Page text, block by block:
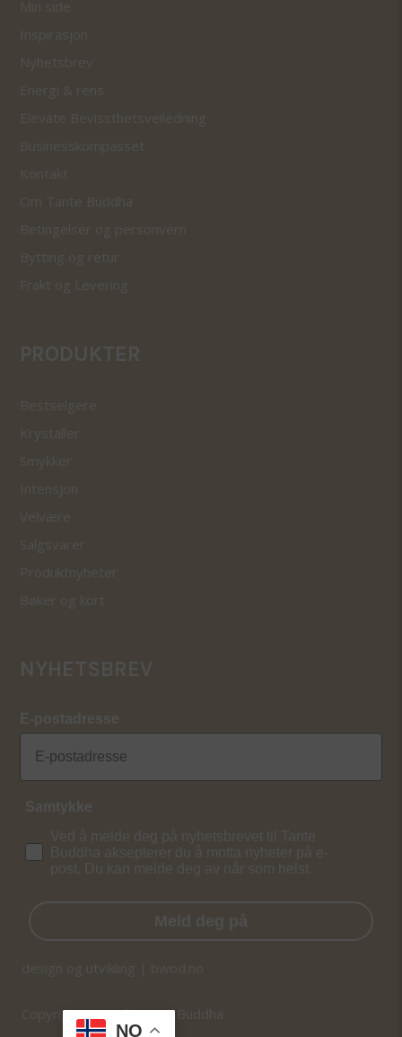
Min side
Inspirasjon
Nyhetsbrev
Energi & rens
Elevate Bevissthetsveiledning
Businesskompasset
Kontakt
Om Tante Buddha
Betingelser og personvern
Bytting og retur
Frakt og Levering
PRODUKTER
Bestselgere
Krystaller
Smykker
Intensjon
Velvære
Salgsvarer
Produktnyheter
Bøker og kort
NYHETSBREV
E-postadresse
Samtykke
Ved å melde deg på nyhetsbrevet til Tante
Buddha aksepterer du å motta nyheter på e-
post. Du kan melde deg av når som helst.
Meld deg på
Copyright 2026 © Tante Buddha
design og utvikling | bwod.no
NO